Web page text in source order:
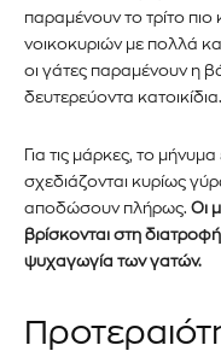
παραμένουν το τρίτο πιο
νοικοκυριών με πολλά
οι γάτες παραμένουν η
δευτερεύοντα κατοικίδια.
Για τις μάρκες, το
σχεδιάζονται κυρίως
αποδώσουν πλήρως. Οι
βρίσκονται στη
ψυχαγωγία των γατών.